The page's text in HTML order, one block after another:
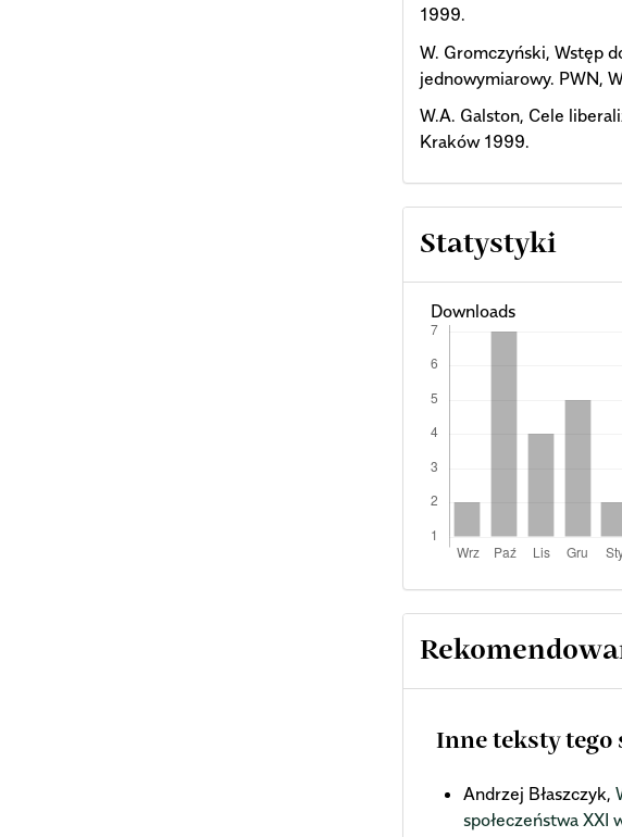
1999.
W. Gromczyński, Wstęp
jednowymiarowy. PWN,
W.A. Galston, Cele
Kraków 1999.
Statystyki
Downloads
Inne teksty tego
Andrzej Błaszczyk,
społeczeństwa XXI